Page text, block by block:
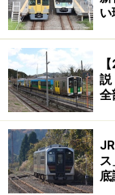
い
説
全
ス
底